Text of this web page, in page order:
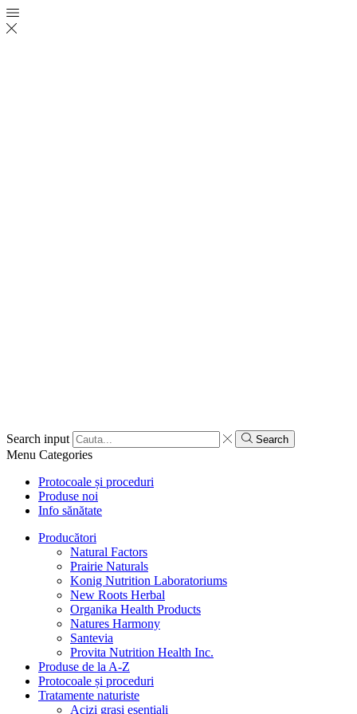
Search input Search
Menu Categories
Protocoale și proceduri
Produse noi
Info sănătate
Producători
Natural Factors
Prairie Naturals
Konig Nutrition Laboratoriums
New Roots Herbal
Organika Health Products
Natures Harmony
Santevia
Provita Nutrition Health Inc.
Produse de la A-Z
Protocoale și proceduri
Tratamente naturiste
Acizi grași esențiali